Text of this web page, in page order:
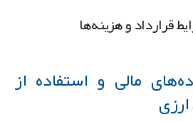
و هزینه‌ها
مالی و استفاده از